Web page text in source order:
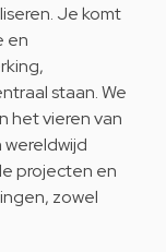
Je komt
en
staan. We
het vieren van
projecten en
zowel